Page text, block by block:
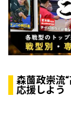
森薗政崇流
応援しよう